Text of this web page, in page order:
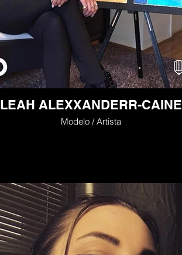
LEAH ALEXXANDERR-CAINE
Modelo / Artista